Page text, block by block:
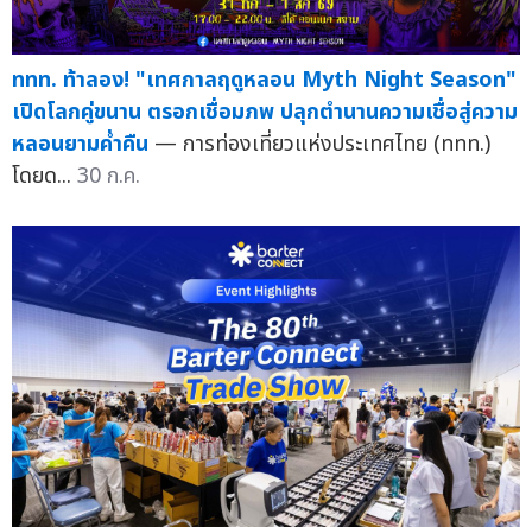
ททท. ท้าลอง! "เทศกาลฤดูหลอน Myth Night Season"
เปิดโลกคู่ขนาน ตรอกเชื่อมภพ ปลุกตำนานความเชื่อสู่ความ
หลอนยามค่ำคืน — การท่องเที่ยวแห่งประเทศไทย (ททท.)
โดยด... 30 ก.ค.